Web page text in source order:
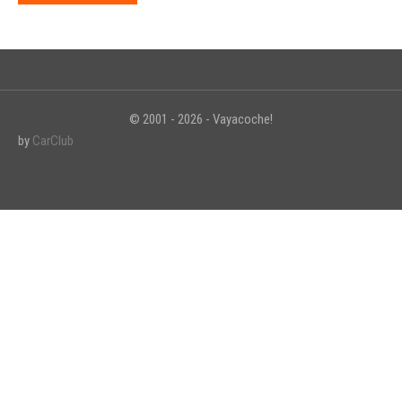
© 2001 - 2026 - Vayacoche!
by CarClub